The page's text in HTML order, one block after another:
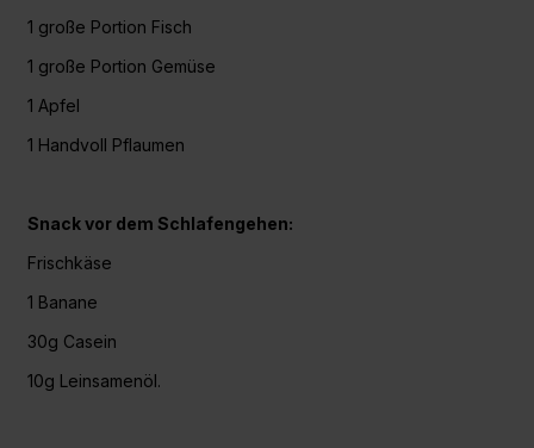
1 große Portion Fisch
1 große Portion Gemüse
1 Apfel
1 Handvoll Pflaumen
Snack vor dem Schlafengehen:
Frischkäse
1 Banane
30g Casein
10g Leinsamenöl.